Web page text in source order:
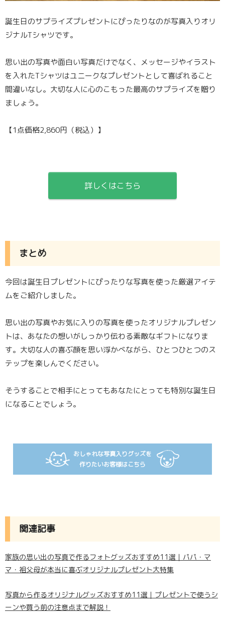
誕生日のサプライズプレゼントにぴったりなのが写真入りオリ
ジナルTシャツです。
思い出の写真や面白い写真だけでなく、メッセージやイラスト
を入れたTシャツはユニークなプレゼントとして喜ばれること
間違いなし。大切な人に心のこもった最高のサプライズを贈り
ましょう。
【1点価格2,860円（税込）】
詳しくはこちら
まとめ
今回は誕生日プレゼントにぴったりな写真を使った厳選アイテ
ムをご紹介しました。
思い出の写真やお気に入りの写真を使ったオリジナルプレゼン
トは、あなたの想いがしっかり伝わる素敵なギフトになりま
す。大切な人の喜ぶ顔を思い浮かべながら、ひとつひとつのス
テップを楽しんでください。
そうすることで相手にとってもあなたにとっても特別な誕生日
になることでしょう。
おしゃれな写真入りグッズを
作りたいお客様はこちら
関連記事
家族の思い出の写真で作るフォトグッズおすすめ11選｜パパ・マ
マ・祖父母が本当に喜ぶオリジナルプレゼント大特集
写真から作るオリジナルグッズおすすめ11選｜プレゼントで使うシ
ーンや買う前の注意点まで解説！